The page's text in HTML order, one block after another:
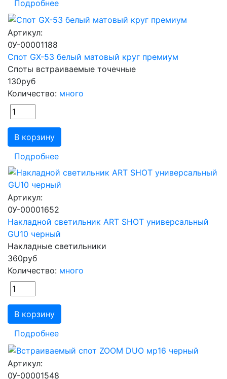
Подробнее
Артикул:
0У-00001188
Спот GX-53 белый матовый круг премиум
Споты встраиваемые точечные
130руб
Количество: много
В корзину
Подробнее
Артикул:
0У-00001652
Накладной светильник ART SHOT универсальный
GU10 черный
Накладные светильники
360руб
Количество: много
В корзину
Подробнее
Артикул:
0У-00001548